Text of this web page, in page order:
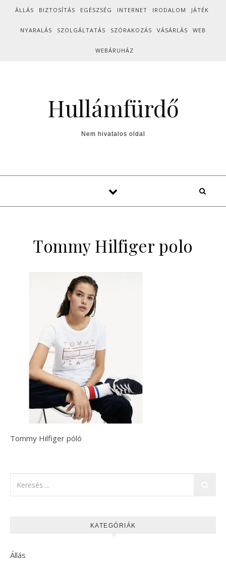
Skip to content
ÁLLÁS BIZTOSÍTÁS EGÉSZSÉG INTERNET IRODALOM JÁTÉK
NYARALÁS SZOLGÁLTATÁS SZÓRAKOZÁS VÁSÁRLÁS WEB
WEBÁRUHÁZ
Hullámfürdő
Nem hivatalos oldal
Tommy Hilfiger polo
Tommy Hilfiger póló
KATEGÓRIÁK
Állás